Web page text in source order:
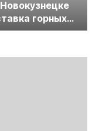
горных
России и